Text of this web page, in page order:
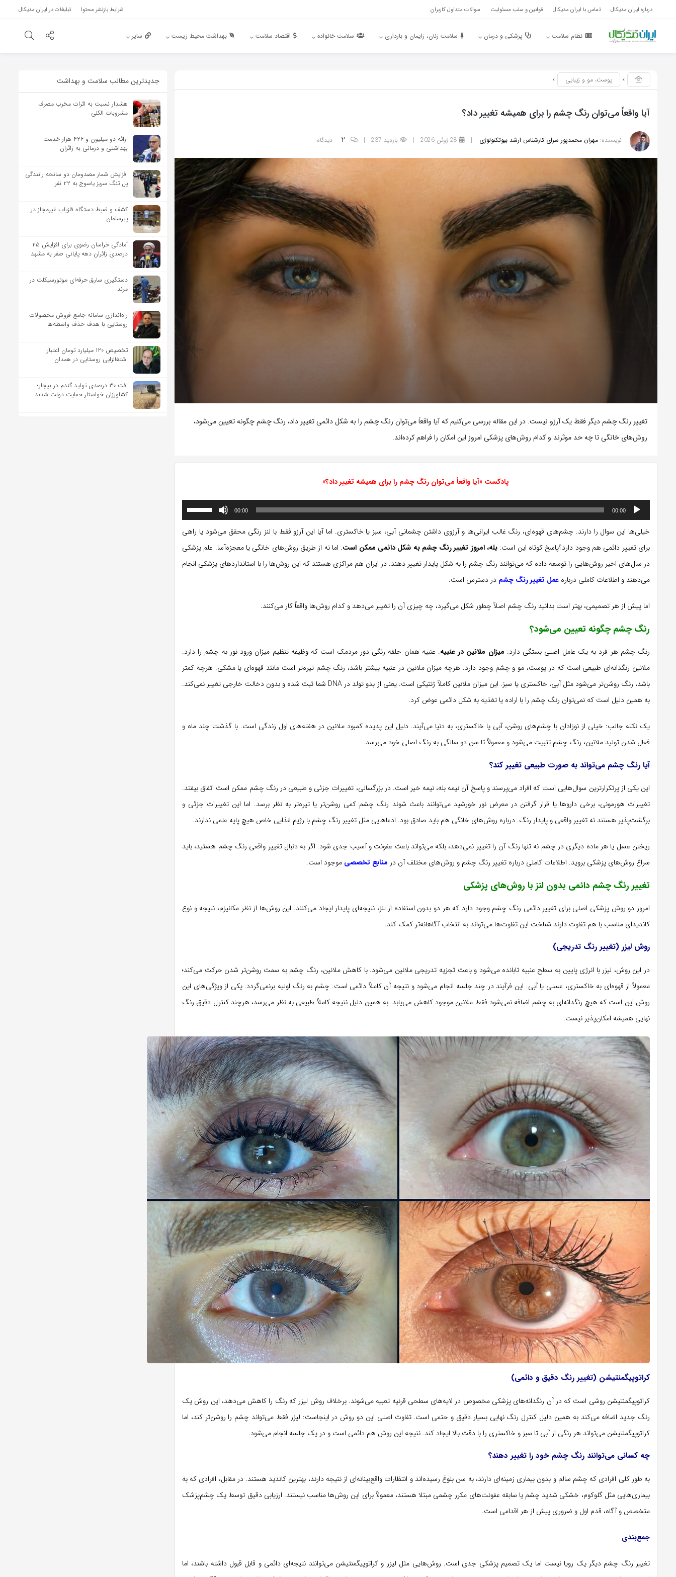
درباره ایران مدیکال تماس با ایران مدیکال قوانین و سلب مسئولیت سوالات متداول کاربران شرایط بازنشر محتوا تبلیغات در ایران مدیکال
نظام سلامت پزشکی و درمان سلامت زنان، زایمان و بارداری سلامت خانواده اقتصاد سلامت بهداشت محیط زیست سایر
پوست، مو و زیبایی
آیا واقعاً می‌توان رنگ چشم را برای همیشه تغییر داد؟
نویسنده: مهران محمدپور سرای کارشناس ارشد بیوتکنولوژی |
| بازدید 237 | 2 دیدگاه
تغییر رنگ چشم دیگر فقط یک آرزو نیست. در این مقاله بررسی می‌کنیم که آیا واقعاً می‌توان رنگ چشم را به شکل دائمی تغییر داد، رنگ چشم چگونه تعیین می‌شود،
روش‌های خانگی تا چه حد موثرند و کدام روش‌های پزشکی امروز این امکان را فراهم کرده‌اند.
پادکست «آیا واقعاً می‌توان رنگ چشم را برای همیشه تغییر داد؟»
پخش‌کننده
صوت
00:00
00:00
کاهش
صدا
کلیدهای
خیلی‌ها این سوال را دارند. چشم‌های قهوه‌ای، رنگ غالب ایرانی‌ها و آرزوی داشتن چشمانی آبی، سبز یا خاکستری. اما آیا این آرزو فقط با لنز رنگی محقق می‌شود یا راهی
برای تغییر دائمی هم وجود دارد؟پاسخ کوتاه این است: بله، امروز تغییر رنگ چشم به شکل دائمی ممکن است. اما نه از طریق روش‌های خانگی یا معجزه‌آسا. علم پزشکی
در سال‌های اخیر روش‌هایی را توسعه داده که می‌توانند رنگ چشم را به شکل پایدار تغییر دهند. در ایران هم مراکزی هستند که این روش‌ها را با استانداردهای پزشکی انجام
می‌دهند و اطلاعات کاملی درباره عمل تغییر رنگ چشم در دسترس است.
اما پیش از هر تصمیمی، بهتر است بدانید رنگ چشم اصلاً چطور شکل می‌گیرد، چه چیزی آن را تغییر می‌دهد و کدام روش‌ها واقعاً کار می‌کنند.
رنگ چشم چگونه تعیین می‌شود؟
رنگ چشم هر فرد به یک عامل اصلی بستگی دارد: میزان ملانین در عنبیه. عنبیه همان حلقه رنگی دور مردمک است که وظیفه تنظیم میزان ورود نور به چشم را دارد.
ملانین رنگدانه‌ای طبیعی است که در پوست، مو و چشم وجود دارد. هرچه میزان ملانین در عنبیه بیشتر باشد، رنگ چشم تیره‌تر است مانند قهوه‌ای یا مشکی. هرچه کمتر
باشد، رنگ روشن‌تر می‌شود مثل آبی، خاکستری یا سبز. این میزان ملانین کاملاً ژنتیکی است. یعنی از بدو تولد در DNA شما ثبت شده و بدون دخالت خارجی تغییر نمی‌کند.
به همین دلیل است که نمی‌توان رنگ چشم را با اراده یا تغذیه به شکل دائمی عوض کرد.
یک نکته جالب: خیلی از نوزادان با چشم‌های روشن، آبی یا خاکستری، به دنیا می‌آیند. دلیل این پدیده کمبود ملانین در هفته‌های اول زندگی است. با گذشت چند ماه و
فعال شدن تولید ملانین، رنگ چشم تثبیت می‌شود و معمولاً تا سن دو سالگی به رنگ اصلی خود می‌رسد.
آیا رنگ چشم می‌تواند به صورت طبیعی تغییر کند؟
این یکی از پرتکرارترین سوال‌هایی است که افراد می‌پرسند و پاسخ آن نیمه بله، نیمه خیر است. در بزرگسالی، تغییرات جزئی و طبیعی در رنگ چشم ممکن است اتفاق بیفتد.
تغییرات هورمونی، برخی داروها یا قرار گرفتن در معرض نور خورشید می‌توانند باعث شوند رنگ چشم کمی روشن‌تر یا تیره‌تر به نظر برسد. اما این تغییرات جزئی و
برگشت‌پذیر هستند نه تغییر واقعی و پایدار رنگ. درباره روش‌های خانگی هم باید صادق بود. ادعاهایی مثل تغییر رنگ چشم با رژیم غذایی خاص هیچ پایه علمی ندارند.
ریختن عسل یا هر ماده دیگری در چشم نه تنها رنگ آن را تغییر نمی‌دهد، بلکه می‌تواند باعث عفونت و آسیب جدی شود. اگر به دنبال تغییر واقعی رنگ چشم هستید، باید
سراغ روش‌های پزشکی بروید. اطلاعات کاملی درباره تغییر رنگ چشم و روش‌های مختلف آن در منابع تخصصی موجود است.
تغییر رنگ چشم دائمی بدون لنز با روش‌های پزشکی
امروز دو روش پزشکی اصلی برای تغییر دائمی رنگ چشم وجود دارد که هر دو بدون استفاده از لنز، نتیجه‌ای پایدار ایجاد می‌کنند. این روش‌ها از نظر مکانیزم، نتیجه و نوع
کاندیدای مناسب با هم تفاوت دارند شناخت این تفاوت‌ها می‌تواند به انتخاب آگاهانه‌تر کمک کند.
روش لیزر (تغییر رنگ تدریجی)
در این روش، لیزر با انرژی پایین به سطح عنبیه تابانده می‌شود و باعث تجزیه تدریجی ملانین می‌شود. با کاهش ملانین، رنگ چشم به سمت روشن‌تر شدن حرکت می‌کند؛
معمولاً از قهوه‌ای به خاکستری، عسلی یا آبی. این فرآیند در چند جلسه انجام می‌شود و نتیجه آن کاملاً دائمی است. چشم به رنگ اولیه برنمی‌گردد. یکی از ویژگی‌های این
روش این است که هیچ رنگدانه‌ای به چشم اضافه نمی‌شود فقط ملانین موجود کاهش می‌یابد. به همین دلیل نتیجه کاملاً طبیعی به نظر می‌رسد، هرچند کنترل دقیق رنگ
نهایی همیشه امکان‌پذیر نیست.
کراتوپیگمنتیشن (تغییر رنگ دقیق و دائمی)
کراتوپیگمنتیشن روشی است که در آن رنگدانه‌های پزشکی مخصوص در لایه‌های سطحی قرنیه تعبیه می‌شوند. برخلاف روش لیزر که رنگ را کاهش می‌دهد، این روش یک
رنگ جدید اضافه می‌کند به همین دلیل کنترل رنگ نهایی بسیار دقیق‌ و حتمی است. تفاوت اصلی این دو روش در اینجاست: لیزر فقط می‌تواند چشم را روشن‌تر کند، اما
کراتوپیگمنتیشن می‌تواند هر رنگی از آبی تا سبز و خاکستری را با دقت بالا ایجاد کند. نتیجه این روش هم دائمی است و در یک جلسه انجام می‌شود.
چه کسانی می‌توانند رنگ چشم خود را تغییر دهند؟
به طور کلی افرادی که چشم سالم و بدون بیماری زمینه‌ای دارند، به سن بلوغ رسیده‌اند و انتظارات واقع‌بینانه‌ای از نتیجه دارند، بهترین کاندید هستند. در مقابل، افرادی که به
بیماری‌هایی مثل گلوکوم، خشکی شدید چشم یا سابقه عفونت‌های مکرر چشمی مبتلا هستند، معمولاً برای این روش‌ها مناسب نیستند. ارزیابی دقیق توسط یک چشم‌پزشک
متخصص و آگاه، قدم اول و ضروری پیش از هر اقدامی است.
جمع‌بندی
تغییر رنگ چشم دیگر یک رویا نیست اما یک تصمیم پزشکی جدی است. روش‌هایی مثل لیزر و کراتوپیگمنتیشن می‌توانند نتیجه‌ای دائمی و قابل قبول داشته باشند، اما
جدیدترین مطالب سلامت و بهداشت
هشدار نسبت به اثرات مخرب مصرف
مشروبات الکلی
ارائه دو میلیون و ۴۲۶ هزار خدمت
بهداشتی و درمانی به زائران
افزایش شمار مصدومان دو سانحه رانندگی
پل تنگ سریز یاسوج به ۲۲ نفر
کشف و ضبط دستگاه فلزیاب غیرمجاز در
پیرسلمان
آمادگی خراسان رضوی برای افزایش ۲۵
درصدی زائران دهه پایانی صفر به مشهد
دستگیری سارق حرفه‌ای موتورسیکلت در
مرند
راه‌اندازی سامانه جامع فروش محصولات
روستایی با هدف حذف واسطه‌ها
تخصیص ۱۲۰ میلیارد تومان اعتبار
اشتغالزایی روستایی در همدان
افت ۳۰ درصدی تولید گندم در بیجار؛
کشاورزان خواستار حمایت دولت شدند